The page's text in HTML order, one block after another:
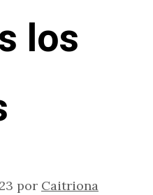
los
por Caitriona